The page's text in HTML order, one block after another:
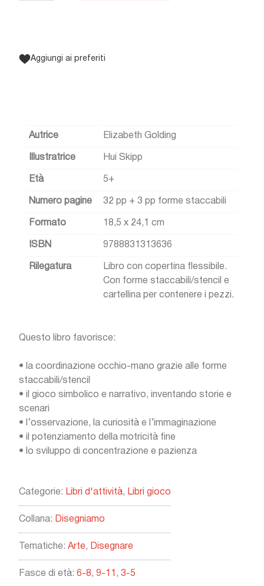
Aggiungi ai preferiti
Autrice Elizabeth Golding
Illustratrice Hui Skipp
Età 5+
Numero pagine 32 pp + 3 pp forme staccabili
Formato 18,5 x 24,1 cm
ISBN 9788831313636
Rilegatura
Libro con copertina flessibile.
Con forme staccabili/stencil e
cartellina per contenere i pezzi.
Questo libro favorisce:
• la coordinazione occhio-mano grazie alle forme
staccabili/stencil
•
il gioco simbolico e narrativo, inventando storie e
scenari
•
l’osservazione, la curiosità e l’immaginazione
•
il potenziamento della motricità fine
• lo sviluppo di concentrazione e pazienza
Categorie: Libri d'attività, Libri gioco
Collana: Disegniamo
Tematiche:Arte, Disegnare
Fasce di età:6-8,9-11 ,3-5